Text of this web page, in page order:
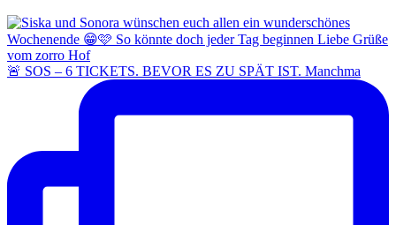
🚨 SOS – 6 TICKETS. BEVOR ES ZU SPÄT IST. Manchma